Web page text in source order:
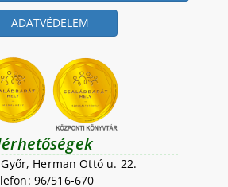
ADATVÉDELEM
Herman Ottó u. 22.
96/516-670